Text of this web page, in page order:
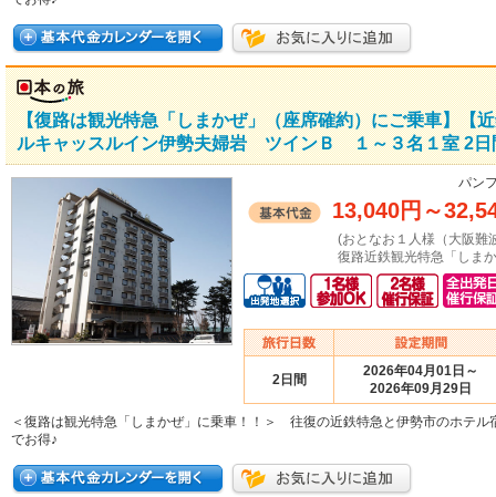
【復路は観光特急「しまかぜ」（座席確約）にご乗車】【
ルキャッスルイン伊勢夫婦岩 ツインＢ １～３名１室 2日
パン
13,040円 ～
(おとなお１人様（大阪難
復路近鉄観光特急「しま
2日間
2026年04月01日～
2026年09月29日
＜復路は観光特急「しまかぜ」に乗車！！＞ 往復の近鉄特急と伊勢市のホテル
でお得♪